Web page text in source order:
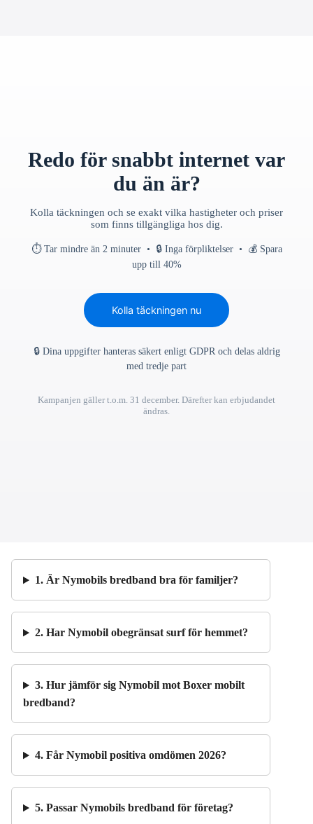
Redo för snabbt internet var
du än är?
Kolla täckningen och se exakt vilka hastigheter och priser
som finns tillgängliga hos dig.
⏱ Tar mindre än 2 minuter • 🔒 Inga förpliktelser • 💰 Spara
upp till 40%
Kolla täckningen nu
🔒 Dina uppgifter hanteras säkert enligt GDPR och delas aldrig
med tredje part
Kampanjen gäller t.o.m. 31 december. Därefter kan erbjudandet
ändras.
1. Är Nymobils bredband bra för familjer?
2. Har Nymobil obegränsat surf för hemmet?
3. Hur jämför sig Nymobil mot Boxer mobilt
bredband?
4. Får Nymobil positiva omdömen 2026?
5. Passar Nymobils bredband för företag?